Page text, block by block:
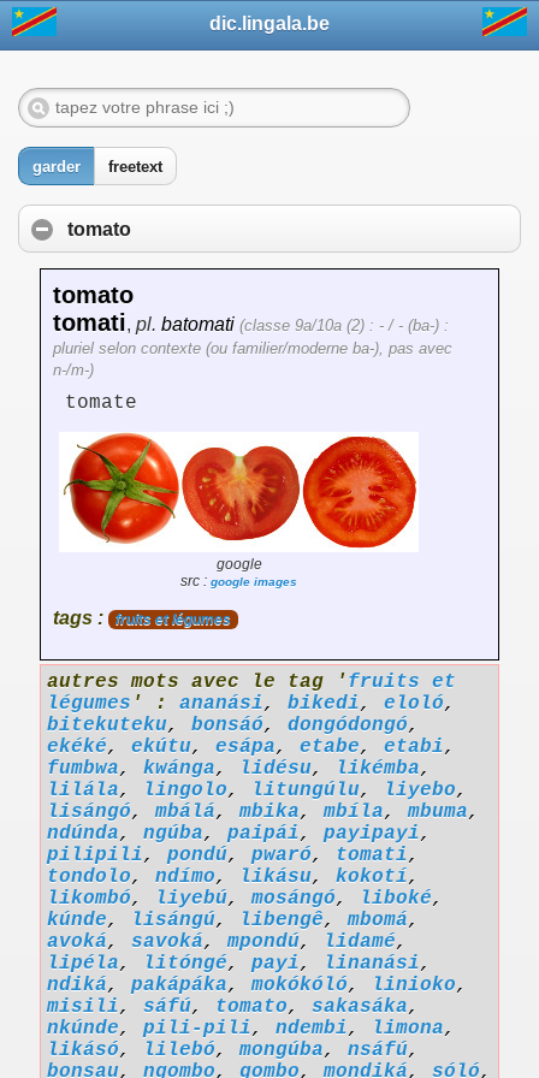
dic.lingala.be
garder freetext
tomato
tomato
tomati, pl. batomati (classe 9a/10a (2) : - / - (ba-) :
pluriel selon contexte (ou familier/moderne ba-), pas avec
n-/m-)
tomate
google
src : google images
tags : fruits et légumes
autres mots avec le tag ' fruits et
légumes ' : ananási, bikedi, eloló,
bitekuteku, bonsáó, dongódongó,
ekéké, ekútu, esápa, etabe, etabi,
fumbwa, kwánga, lidésu, likémba,
lilála, lingolo, litungúlu, liyebo,
lisángó,mbálá,mbika,mbíla,mbuma,
ndúnda, ngúba, paipái, payipayi,
pilipili, pondú, pwaró, tomati,
tondolo, ndímo, likásu, kokotí,
likombó, liyebú,mosángó, liboké,
kúnde, lisángú, libengê,mbomá,
avoká, savoká,mpondú, lidamé,
lipéla, litóngé, payi, linanási,
ndiká, pakápáka,mokókóló, linioko,
misili, sáfú, tomato, sakasáka,
nkúnde, pili-pili, ndembi, limona,
likásó, lilebó,mongúba, nsáfú,
bonsau, ngombo, gombo,mondiká, sóló,